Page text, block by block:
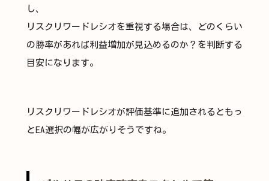
し、
リスクリワードレシオを重視する場合は、どのくらい
の勝率があれば利益増加が見込めるのか？を判断する
目安になります。
リスクリワードレシオが評価基準に追加されるともっ
とEA選択の幅が広がりそうですね。